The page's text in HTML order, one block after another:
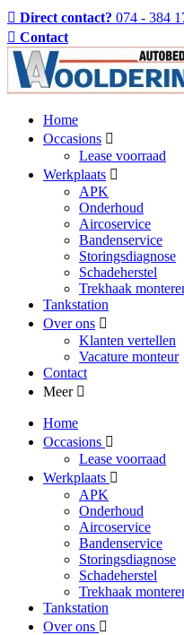
Direct contact? 074 - 384
Contact
Home
Occasions
Lease voorraad
Werkplaats
APK
Onderhoud
Aircoservice
Bandenservice
Storingsdiagnose
Schadeherstel
Trekhaak
Tankstation
Over ons
Klanten vertellen
Vacature monteur
Contact
Meer
Home
Occasions
Lease voorraad
Werkplaats
APK
Onderhoud
Aircoservice
Bandenservice
Storingsdiagnose
Schadeherstel
Trekhaak
Tankstation
Over ons